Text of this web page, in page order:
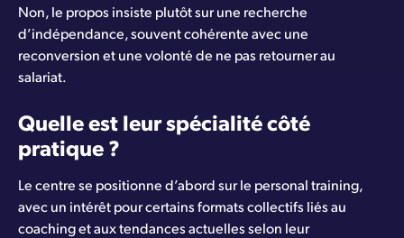
Non, le propos insiste plutôt sur une recherche
d’indépendance, souvent cohérente avec une
reconversion et une volonté de ne pas retourner au
salariat.
Quelle est leur spécialité côté
pratique ?
Le centre se positionne d’abord sur le personal training,
avec un intérêt pour certains formats collectifs liés au
coaching et aux tendances actuelles selon leur